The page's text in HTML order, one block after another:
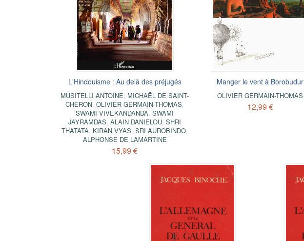
L'Hindouisme : Au delà des préjugés
MUSITELLI ANTOINE, MICHAËL DE SAINT-
CHERON,OLIVIER GERMAIN-THOMAS,
SWAMI VIVEKANDANDA,SWAMI
JAYRAMDAS,ALAIN DANIELOU,SHRI
THATATA, KIRAN VYAS,SRI AUROBINDO,
ALPHONSE DE LAMARTINE
15,99 €
Manger le vent à Borobudur
OLIVIER GERMAIN-THOMAS
12,99 €